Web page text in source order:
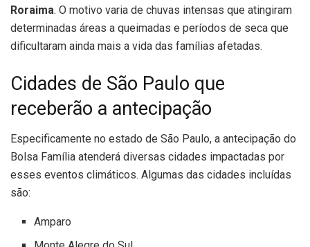
Roraima. O motivo varia de chuvas intensas que atingiram
determinadas áreas a queimadas e períodos de seca que
dificultaram ainda mais a vida das famílias afetadas.
Cidades de São Paulo que
receberão a antecipação
Especificamente no estado de São Paulo, a antecipação do
Bolsa Família atenderá diversas cidades impactadas por
esses eventos climáticos. Algumas das cidades incluídas
são:
Amparo